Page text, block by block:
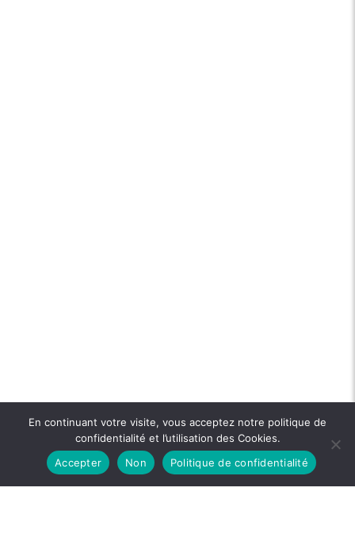
En continuant votre visite, vous acceptez notre politique de
confidentialité et l’utilisation des Cookies.
Accepter
Non Politique de confidentialité